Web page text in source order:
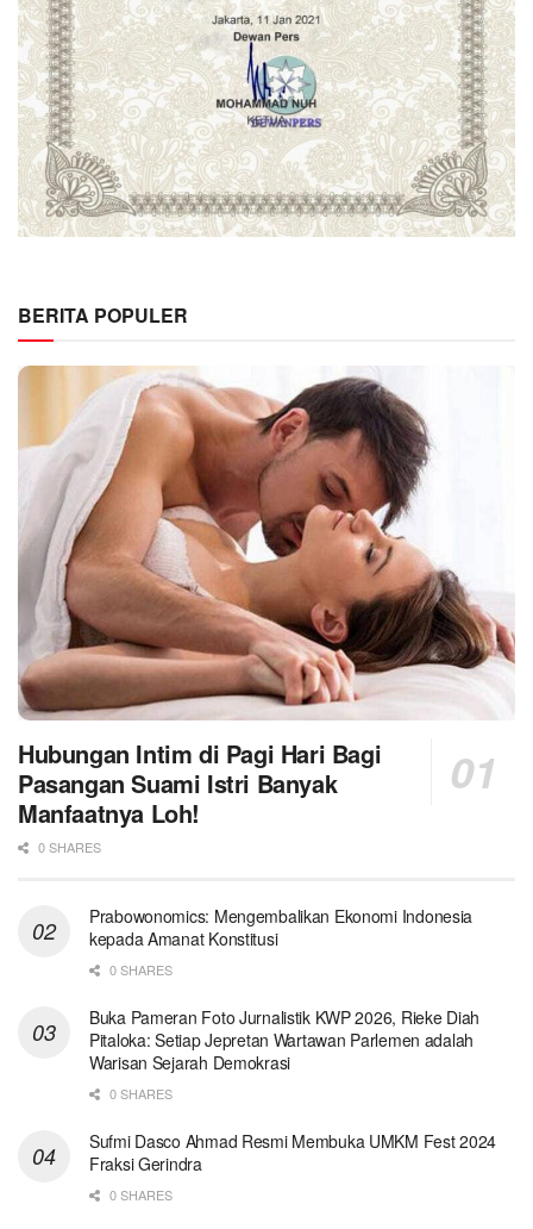
BERITA POPULER
Hubungan Intim di Pagi Hari Bagi
Pasangan Suami Istri Banyak
Manfaatnya Loh!
0 SHARES
Prabowonomics: Mengembalikan Ekonomi Indonesia
kepada Amanat Konstitusi
0 SHARES
Buka Pameran Foto Jurnalistik KWP 2026, Rieke Diah
Pitaloka: Setiap Jepretan Wartawan Parlemen adalah
Warisan Sejarah Demokrasi
0 SHARES
Sufmi Dasco Ahmad Resmi Membuka UMKM Fest 2024
Fraksi Gerindra
0 SHARES